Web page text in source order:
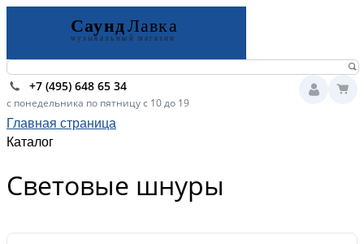
+7 (495) 648 65 34
с понедельника по пятницу с 10 до 19
Главная страница
Каталог
Световые шнуры